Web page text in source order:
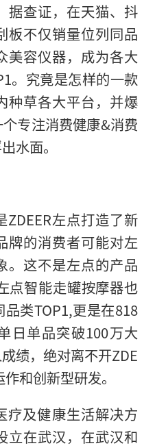
据查证，在天猫、抖
板不仅销量位列同品
美容仪器，成为各大
。究竟是怎样的一款
种草各大平台，并爆
专注消费健康&消费
水面。
左点打造了新
牌的消费者可能对左
。这不是左点的产品
点智能走罐按摩器也
类TOP1,更是在818
日单品突破100万大
绩，绝对离不开ZDE
和创新型研发。
疗及健康生活解决方
立在武汉，在武汉和